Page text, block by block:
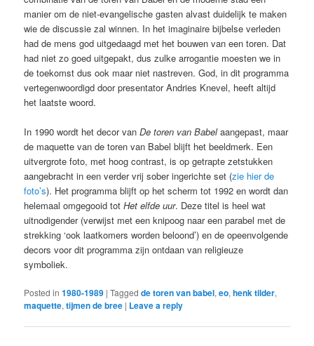
manier om de niet-evangelische gasten alvast duidelijk te maken
wie de discussie zal winnen. In het imaginaire bijbelse verleden
had de mens god uitgedaagd met het bouwen van een toren. Dat
had niet zo goed uitgepakt, dus zulke arrogantie moesten we in
de toekomst dus ook maar niet nastreven. God, in dit programma
vertegenwoordigd door presentator Andries Knevel, heeft altijd
het laatste woord.
In 1990 wordt het decor vanDe toren van Babelaangepast, maar
de maquette van de toren van Babel blijft het beeldmerk. Een
uitvergrote foto, met hoog contrast, is op getrapte zetstukken
aangebracht in een verder vrij sober ingerichte set (zie hier de
foto’s). Het programma blijft op het scherm tot 1992 en wordt dan
helemaal omgegooid totHet elfde uur. Deze titel is heel wat
uitnodigender (verwijst met een knipoog naar een parabel met de
strekking ‘ook laatkomers worden beloond’) en de opeenvolgende
decors voor dit programma zijn ontdaan van religieuze
symboliek.
Posted in 1980-1989 |Tagged de toren van babel,eo,henk tilder,
maquette,tijmen de bree | Leave a reply